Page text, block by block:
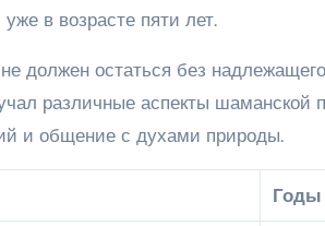
в возрасте пяти лет.
должен остаться без
различные аспекты шаманской
и общение с духами природы.
Годы